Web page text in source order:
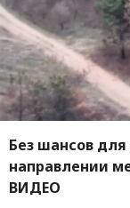
Без шансов
направлении
ВИДЕО